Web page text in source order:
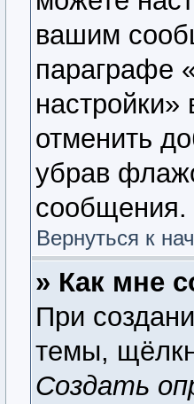
вашим
параграфе
отменить
убрав
сообщения.
Вернуться к
» Как мне
При
темы,
Создать